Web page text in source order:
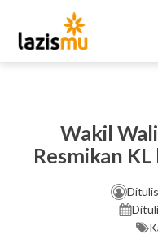
Wakil
Resmikan